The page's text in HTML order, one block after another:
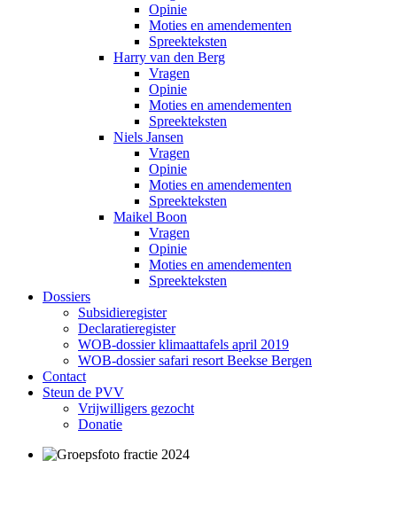
Opinie
Moties en amendementen
Spreekteksten
Harry van den Berg
Vragen
Opinie
Moties en amendementen
Spreekteksten
Niels Jansen
Vragen
Opinie
Moties en amendementen
Spreekteksten
Maikel Boon
Vragen
Opinie
Moties en amendementen
Spreekteksten
Dossiers
Subsidieregister
Declaratieregister
WOB-dossier klimaattafels april 2019
WOB-dossier safari resort Beekse Bergen
Contact
Steun de PVV
Vrijwilligers gezocht
Donatie